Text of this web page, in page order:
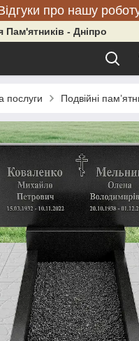
про нашу
Пам'ятників - Дніпро
послуги Подвійні